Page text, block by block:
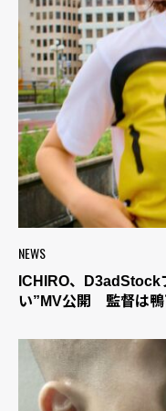
NEWS
ICHIRO、D3adStock
い”MV公開 監督は鴨